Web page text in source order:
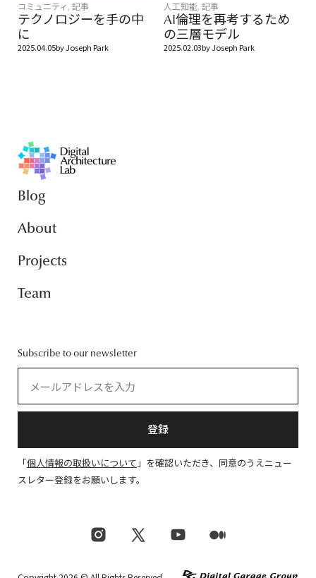
コミュニティ , 記事
テクノロジーを手の中
に
2025.04.05byJoseph Park
人工知能, 記事
AI倫理を再考するため
の三層モデル
2025.02.03byJoseph Park
Blog
About
Projects
Team
Subscribe to our newsletter
登録
「個人情報の取扱いについて 」を確認いただき、同意のうえニュー
スレター登録をお願いします。